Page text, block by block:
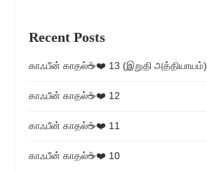
Recent Posts
காஃபீன் காதல்☕❤️ 13 (இறுதி அத்தியாயம்)
காஃபீன் காதல்☕❤️ 12
காஃபீன் காதல்☕❤️ 11
காஃபீன் காதல்☕❤️ 10